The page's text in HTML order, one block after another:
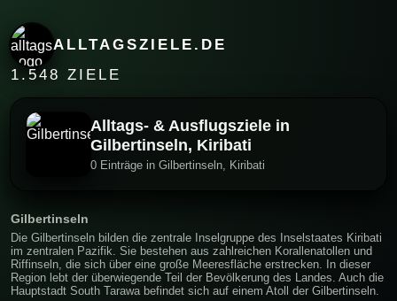
ALLTAGSZIELE.DE
1.548 ZIELE
Alltags- & Ausflugsziele in
Gilbertinseln, Kiribati
0 Einträge in Gilbertinseln, Kiribati
Gilbertinseln
Die Gilbertinseln bilden die zentrale Inselgruppe des Inselstaates Kiribati
im zentralen Pazifik. Sie bestehen aus zahlreichen Korallenatollen und
Riffinseln, die sich über eine große Meeresfläche erstrecken. In dieser
Region lebt der überwiegende Teil der Bevölkerung des Landes. Auch die
Hauptstadt South Tarawa befindet sich auf einem Atoll der Gilbertinseln.